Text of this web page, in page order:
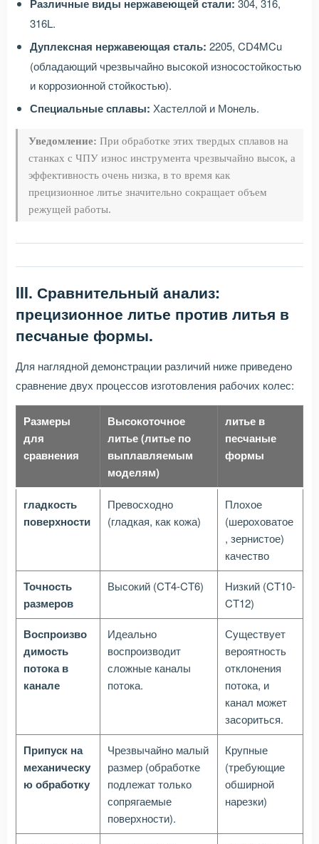
Различные виды нержавеющей стали: 304, 316,
316L.
Дуплексная нержавеющая сталь: 2205, CD4MCu
(обладающий чрезвычайно высокой износостойкостью
и коррозионной стойкостью).
Специальные сплавы: Хастеллой и Монель.
Уведомление: При обработке этих твердых сплавов на
станках с ЧПУ износ инструмента чрезвычайно высок, а
эффективность очень низка, в то время как
прецизионное литье значительно сокращает объем
режущей работы.
III. Сравнительный анализ:
прецизионное литье против литья в
песчаные формы.
Для наглядной демонстрации различий ниже приведено
сравнение двух процессов изготовления рабочих колес:
Размеры
для
сравнения
Высокоточное
литье (литье по
выплавляемым
моделям)
литье в
песчаные
формы
гладкость
поверхности
Превосходно
(гладкая, как кожа)
Плохое
(шероховатое
, зернистое)
качество
Точность
размеров
Высокий (CT4-CT6)
Низкий (CT10-
CT12)
Воспроизво
димость
потока в
канале
Идеально
воспроизводит
сложные каналы
потока.
Существует
вероятность
отклонения
потока, и
канал может
засориться.
Припуск на
механическу
ю обработку
Чрезвычайно малый
размер (обработке
подлежат только
сопрягаемые
поверхности).
Крупные
(требующие
обширной
нарезки)